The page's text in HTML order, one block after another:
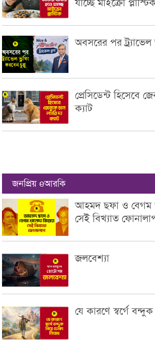
অবসরের পর ট্র্যাভেল
প্রেসিডেন্ট হিসেবে
ক্যাট
জনপ্রিয় eআরকি
আহমদ ছফা ও বেগম
সেই বিখ্যাত
জলবেশ্যা
যে কারণে স্বর্গে